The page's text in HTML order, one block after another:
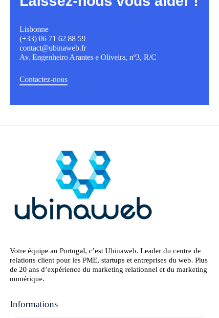
Lisbonne
(+33) 06 71 62 88 59
contact@ubinaweb.fr
Av. Engenheiro Arantes e Oliveira, nº3, R/C
Contactez-nous
Votre équipe au Portugal, c’est Ubinaweb. Leader du centre de
relations client pour les PME, startups et entreprises du web. Plus
de 20 ans d’expérience du marketing relationnel et du marketing
numérique.
Informations